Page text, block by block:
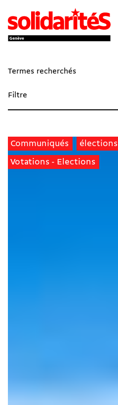
Termes recherchés
Filtre
Communiqués élections
Votations - Elections